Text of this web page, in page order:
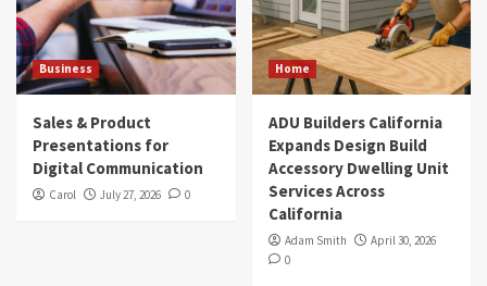
Business
Sales & Product
Presentations for
Digital Communication
Carol July 27, 2026 0
Home
ADU Builders California
Expands Design Build
Accessory Dwelling Unit
Services Across
California
Adam Smith
April 30, 2026
0